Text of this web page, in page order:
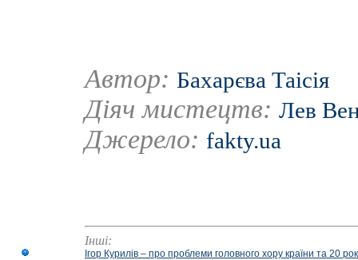
Автор: Бахарєва Таісія
Діяч мистецтв: Лев
Джерело: fakty.ua
Інші:
Ігор Курилів – про проблеми головного хору країни та 20